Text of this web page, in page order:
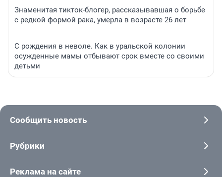
Знаменитая тикток-блогер, рассказывавшая о борьбе
с редкой формой рака, умерла в возрасте 26 лет
С рождения в неволе. Как в уральской колонии
осужденные мамы отбывают срок вместе со своими
детьми
Сообщить новость
Рубрики
Реклама на сайте